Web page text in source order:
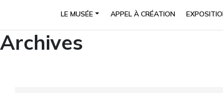
LE MUSÉE APPEL À CRÉATION
Archives